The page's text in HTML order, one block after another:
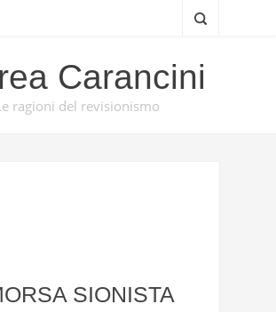
Carancini
ragioni del revisionismo
SIONISTA